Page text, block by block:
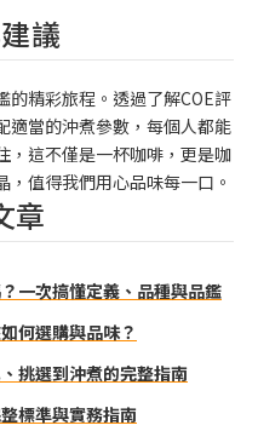
議
的精彩旅程。透過了解COE評
適當的沖煮參數，每個人都能
，這不僅是一杯咖啡，更是咖
值得我們用心品味每一口。
章
一次搞懂定義、品種與品鑑
何選購與品味？
挑選到沖煮的完整指南
標準與實務指南